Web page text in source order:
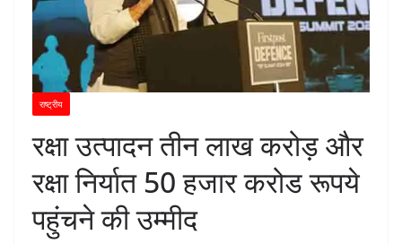
राष्ट्रीय
रक्षा उत्पादन तीन लाख करोड़ और
रक्षा निर्यात 50 हजार करोड रूपये
पहुंचने की उम्मीद